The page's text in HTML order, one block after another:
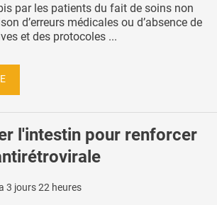
par les patients du fait de soins non
d’erreurs médicales ou d’absence de
et des protocoles ...
l'intestin pour renforcer
3 jours 22 heures